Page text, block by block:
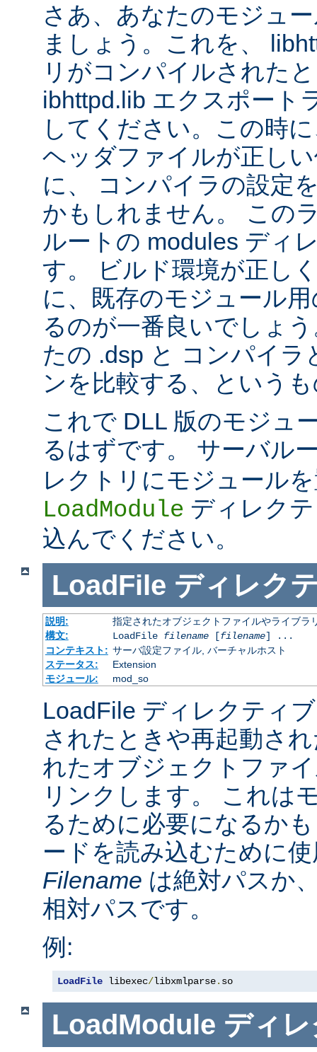
さあ、あなたのモジュ
ましょう。これを、
リがコンパイルされた
ibhttpd.lib エクスポート
してください。この時
ヘッダファイルが正し
に、 コンパイラの設定
かもしれません。 この
ルートの modules ディ
す。 ビルド環境が正し
に、既存のモジュール
るのが一番良いでしょ
たの .dsp と コンパイ
ンを比較する、という
これで DLL 版のモジュ
るはずです。 サーバル
レクトリにモジュール
LoadModule ディレク
込んでください。
LoadFile ディレク
説明:
指定されたオブジェクトファイルやライブラ
構文:
LoadFile filename[filename] ...
コンテキスト: サーバ設定ファイル, バーチャルホスト
ステータス:
Extension
モジュール:
mod_so
LoadFile ディレクティ
されたときや再起動さ
れたオブジェクトファ
リンクします。 これは
るために必要になるか
ードを読み込むために
Filename は絶対パスか
相対パスです。
例:
LoadFile libexec/libxmlparse. so
LoadModule ディ